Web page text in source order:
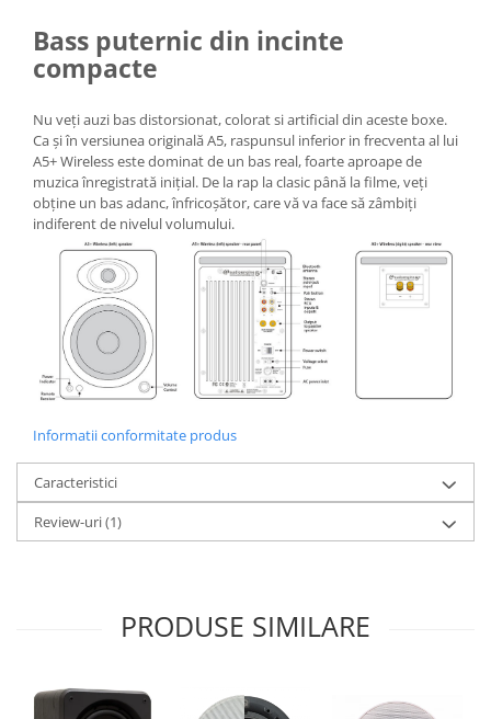
Bass puternic din incinte
compacte
Nu veți auzi bas distorsionat, colorat si artificial din aceste boxe.
Ca și în versiunea originală A5, raspunsul inferior in frecventa al lui
A5+ Wireless este dominat de un bas real, foarte aproape de
muzica înregistrată inițial. De la rap la clasic până la filme, veți
obține un bas adanc, înfricoșător, care vă va face să zâmbiți
indiferent de nivelul volumului.
Informatii conformitate produs
Caracteristici
Review-uri(1)
PRODUSE SIMILARE